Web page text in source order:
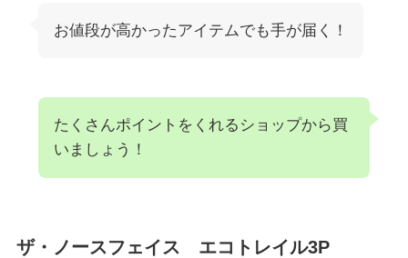
お値段が高かったアイテムでも手が届く！
たくさんポイントをくれるショップから買
いましょう！
ザ・ノースフェイス エコトレイル3P